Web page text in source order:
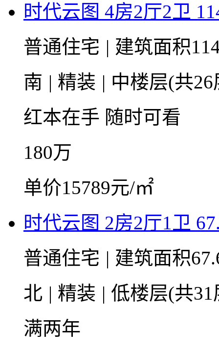
时代云图 4房2厅2卫
普通住宅 | 建筑面积
南 | 精装 | 中楼层(共
红本在手 随时可看
180万
单价15789元/㎡
时代云图 2房2厅1卫
普通住宅 | 建筑面积
北 | 精装 | 低楼层(共
满两年